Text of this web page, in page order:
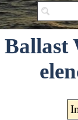
Ballast